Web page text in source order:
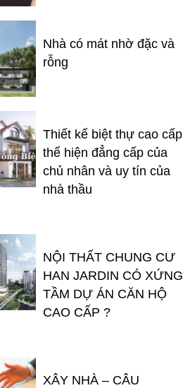
Nhà có mát nhờ đặc và
rỗng
Thiết kế biệt thự cao cấp
thể hiện đẳng cấp của
chủ nhân và uy tín của
nhà thầu
NỘI THẤT CHUNG CƯ
HAN JARDIN CÓ XỨNG
TẦM DỰ ÁN CĂN HỘ
CAO CẤP ?
XÂY NHÀ – CÂU